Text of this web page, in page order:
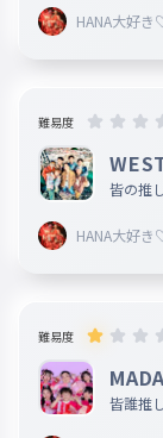
HANA大好
難易度
皆の推
HANA大好
難易度
皆誰推